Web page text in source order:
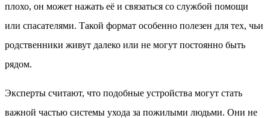
плохо, он может нажать её и связаться со службой помощи
или спасателями. Такой формат особенно полезен для тех, чьи
родственники живут далеко или не могут постоянно быть
рядом.
Эксперты считают, что подобные устройства могут стать
важной частью системы ухода за пожилыми людьми. Они не